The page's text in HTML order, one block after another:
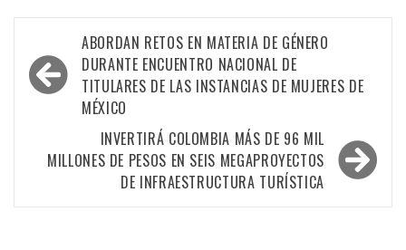
Navegación
de
entradas
ABORDAN RETOS EN MATERIA DE GÉNERO
DURANTE ENCUENTRO NACIONAL DE
TITULARES DE LAS INSTANCIAS DE MUJERES DE
MÉXICO
INVERTIRÁ COLOMBIA MÁS DE 96 MIL
MILLONES DE PESOS EN SEIS MEGAPROYECTOS
DE INFRAESTRUCTURA TURÍSTICA